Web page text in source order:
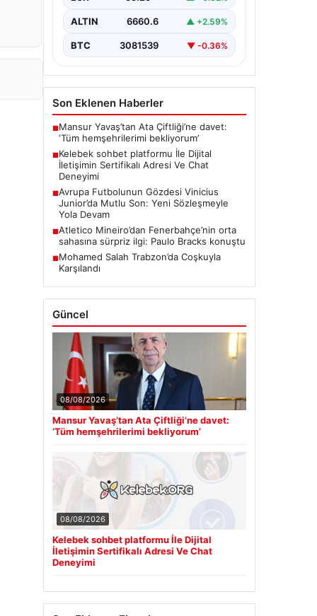
bir biçimde iletişim oluşturması ciddi
ALTIN 6660.6 ▲ +2.59%
BTC 3081539 ▼ -0.36%
Son Eklenen Haberler
■Mansur Yavaş’tan Ata Çiftliği’ne davet:
‘Tüm hemşehrilerimi bekliyorum’
■Kelebek sohbet platformu İle Dijital
İletişimin Sertifikalı Adresi Ve Chat
Deneyimi
■Avrupa Futbolunun Gözdesi Vinicius
Junior’da Mutlu Son: Yeni Sözleşmeyle
Yola Devam
■Atletico Mineiro’dan Fenerbahçe’nin orta
sahasına sürpriz ilgi: Paulo Bracks konuştu
■Mohamed Salah Trabzon’da Coşkuyla
Karşılandı
Güncel
08/08/2026
Mansur Yavaş’tan Ata Çiftliği’ne davet:
‘Tüm hemşehrilerimi bekliyorum’
08/08/2026
Kelebek sohbet platformu İle Dijital
İletişimin Sertifikalı Adresi Ve Chat
Deneyimi